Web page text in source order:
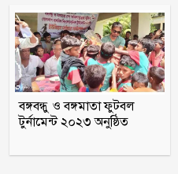
‘পেট্রোল
বঙ্গবন্ধু ও বঙ্গমাতা ফুটবল
টুর্নামেন্ট ২০২৩ অনুষ্ঠিত